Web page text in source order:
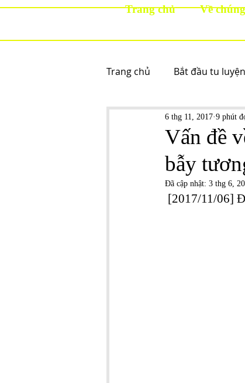
Trang chủ Về
Trang chủ Bắt đầu tu luyện
Vấn đề
bẫy
6 thg 11, 2017 9 phút
Đã cập nhật: 3 thg 6,
[2017/11/06]